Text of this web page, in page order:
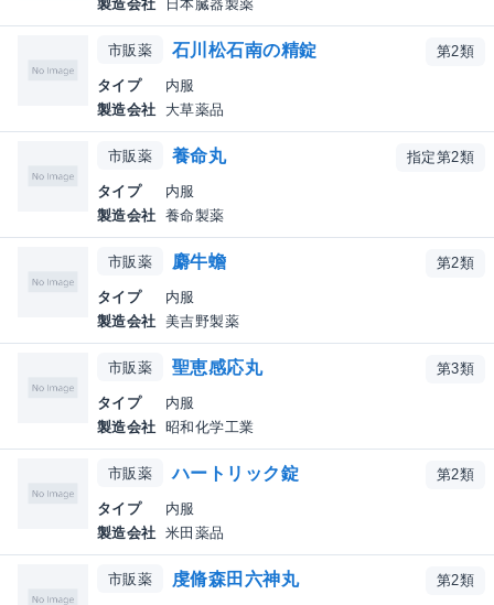
製造会社
日本臓器製薬
市販薬 石川松石南の精錠
タイプ
内服
製造会社
大草薬品
第2類
市販薬 養命丸
タイプ
内服
製造会社 養命製薬
指定第2類
市販薬 麝牛蟾
タイプ
内服
製造会社 美吉野製薬
第2類
市販薬 聖恵感応丸
タイプ
内服
製造会社
昭和化学工業
第3類
市販薬 ハートリック錠
タイプ
内服
製造会社 米田薬品
第2類
市販薬 虔脩森田六神丸 第2類